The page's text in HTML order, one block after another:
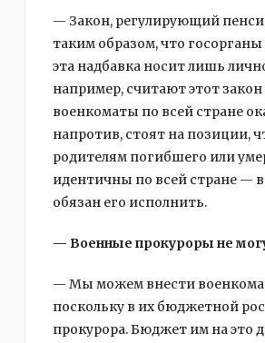
— Закон, регулирующий
таким образом, что
эта надбавка носит лишь
например, считают этот
военкоматы по всей стране
напротив, стоят на позиции,
родителям погибшего или
идентичны по всей стране —
обязан его исполнить.
— Военные прокуроры не
— Мы можем внести
поскольку в их бюджетной
прокурора. Бюджет им на это